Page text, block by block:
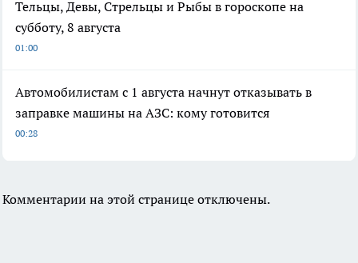
Тельцы, Девы, Стрельцы и Рыбы в гороскопе на
субботу, 8 августа
01:00
Автомобилистам с 1 августа начнут отказывать в
заправке машины на АЗС: кому готовится
00:28
Комментарии на этой странице отключены.